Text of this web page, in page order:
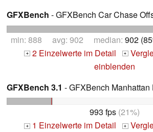
GFXBench - GFXBench Car Chase
min: 888 avg: 902 median: 902
+ 2 Einzelwerte im Detail +
einblenden
GFXBench 3.1 - GFXBench Manhattan
993 fps (21%)
+ 1 Einzelwerte im Detail +